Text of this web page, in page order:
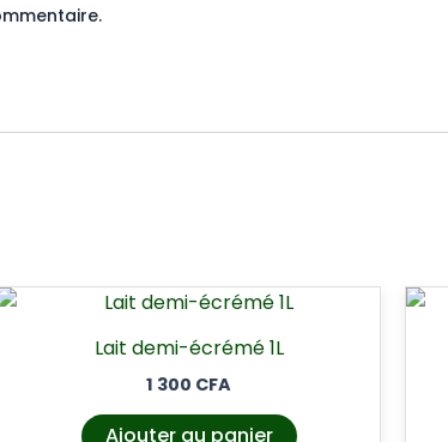
Lait demi-écrémé 1L
1 300 CFA
Ajouter au panier